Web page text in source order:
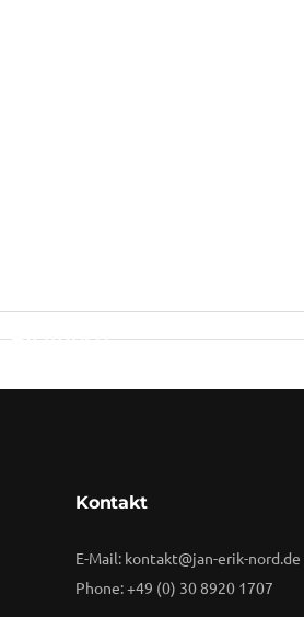
ByVuuse
Kontakt
E-Mail: kontakt@jan-erik-nord.de
Phone: +49 (0) 30 8920 1707